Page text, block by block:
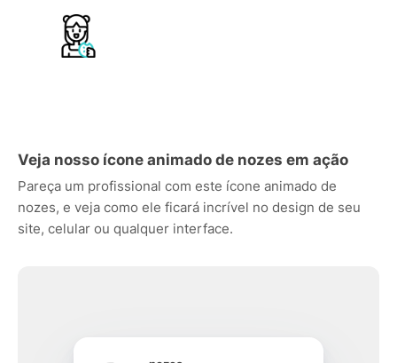
Veja nosso ícone animado de nozes em ação
Pareça um profissional com este ícone animado de
nozes, e veja como ele ficará incrível no design de seu
site, celular ou qualquer interface.